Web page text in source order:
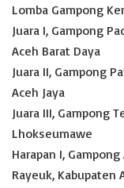
Lomba Gampong
Juara I, Gampong
Aceh Barat Daya
Juara II, Gampong
Aceh Jaya
Juara III, Gampong
Lhokseumawe
Harapan I,
Rayeuk, Kabupaten